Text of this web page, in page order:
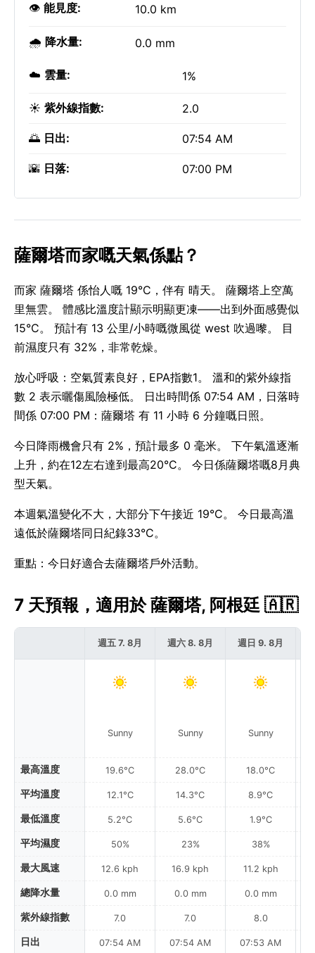
👁️ 能見度: 10.0 km
🌧️ 降水量: 0.0 mm
☁️ 雲量: 1%
☀️ 紫外線指數: 2.0
🌅 日出: 07:54 AM
🌇 日落: 07:00 PM
薩爾塔而家嘅天氣係點？
而家 薩爾塔 係怡人嘅 19°C，伴有 晴天。 薩爾塔上空萬
里無雲。 體感比溫度計顯示明顯更凍——出到外面感覺似
15°C。 預計有 13 公里/小時嘅微風從 west 吹過嚟。 目
前濕度只有 32%，非常乾燥。
放心呼吸：空氣質素良好，EPA指數1。 溫和的紫外線指
數 2 表示曬傷風險極低。 日出時間係 07:54 AM，日落時
間係 07:00 PM：薩爾塔 有 11 小時 6 分鐘嘅日照。
今日降雨機會只有 2%，預計最多 0 毫米。 下午氣溫逐漸
上升，約在12左右達到最高20°C。 今日係薩爾塔嘅8月典
型天氣。
本週氣溫變化不大，大部分下午接近 19°C。 今日最高溫
遠低於薩爾塔同日紀錄33°C。
重點：今日好適合去薩爾塔戶外活動。
7 天預報，適用於 薩爾塔, 阿根廷 🇦🇷
最高溫度
平均溫度
最低溫度
平均濕度
最大風速
總降水量
紫外線指數
日出
週五 7. 8月
Sunny
19.6°C
12.1°C
5.2°C
50%
12.6 kph
0.0 mm
7.0
07:54 AM
週六 8. 8月
Sunny
28.0°C
14.3°C
5.6°C
23%
16.9 kph
0.0 mm
7.0
07:54 AM
週日 9. 8月
Sunny
18.0°C
8.9°C
1.9°C
38%
11.2 kph
0.0 mm
8.0
07:53 AM